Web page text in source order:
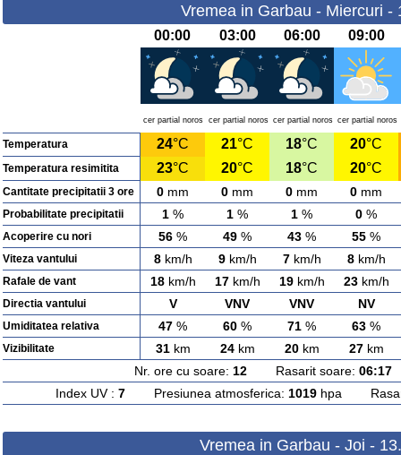
Vremea in Garbau - Miercuri -
00:00 03:00 06:00 09:00
cer partial noros cer partial noros cer partial noros cer partial noros
Temperatura 24°C 21°C 18°C 20°C
Temperatura resimitita 23°C 20°C 18°C 20°C
Cantitate precipitatii 3 ore 0 mm 0 mm 0 mm 0 mm
Probabilitate precipitatii 1 % 1 % 1 % 0 %
Acoperire cu nori 56 % 49 % 43 % 55 %
Viteza vantului 8km/h 9km/h 7km/h 8km/h
Rafale de vant 18km/h 17km/h 19km/h 23km/h
Directia vantului V VNV VNV NV
Umiditatea relativa 47 % 60 % 71 % 63 %
Vizibilitate 31km 24km 20km 27km
Nr. ore cu soare: 12Rasarit soare: 06:17
Index UV : 7Presiunea atmosferica: 1019hpa
Vremea in Garbau - Joi -